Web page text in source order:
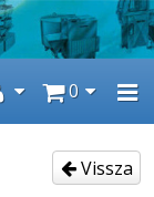
0
Vissza